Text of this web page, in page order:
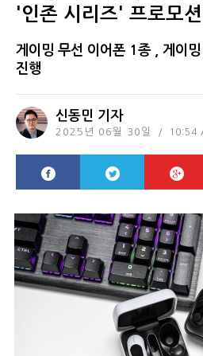
'인존 시리즈' 프로모션
게이밍 무선 이어폰 1종 , 게이
진행
신동민 기자
2025년 06월 30일 10:54